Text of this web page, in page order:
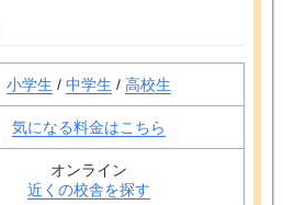
小学生 / 中学生 / 高校生
気になる料金はこちら
オンライン
近くの校舎を探す